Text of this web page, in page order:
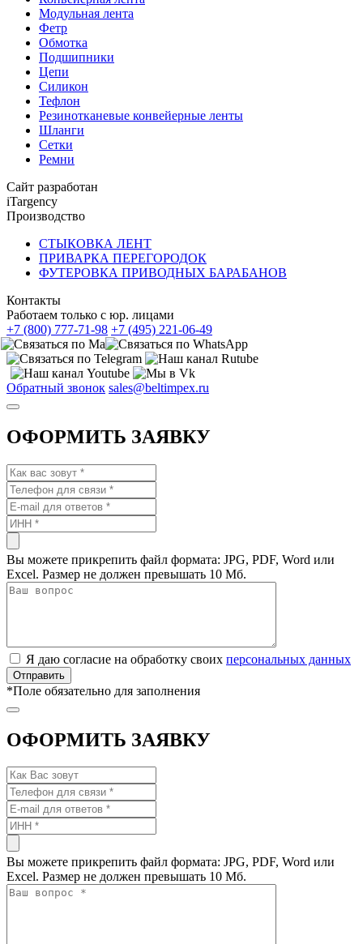
Модульная лента
Фетр
Обмотка
Подшипники
Цепи
Силикон
Тефлон
Резинотканевые конвейерные ленты
Шланги
Сетки
Ремни
Сайт разработан
iTargency
Производство
СТЫКОВКА ЛЕНТ
ПРИВАРКА ПЕРЕГОРОДОК
ФУТЕРОВКА ПРИВОДНЫХ БАРАБАНОВ
Контакты
Работаем только с юр. лицами
+7 (800) 777-71-98 +7 (495) 221-06-49
Обратный звонок sales@beltimpex.ru
ОФОРМИТЬ ЗАЯВКУ
Вы можете прикрепить файл формата: JPG, PDF, Word или
Excel. Размер не должен превышать 10 Мб.
Я даю согласие на обработку своих персональных данных
*Поле обязательно для заполнения
ОФОРМИТЬ ЗАЯВКУ
Вы можете прикрепить файл формата: JPG, PDF, Word или
Excel. Размер не должен превышать 10 Мб.